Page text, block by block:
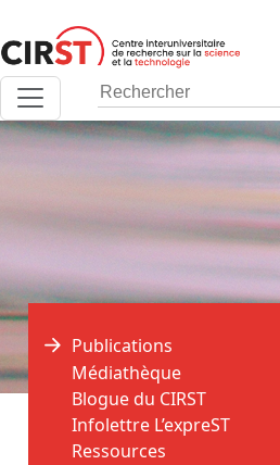
au
contenu
Accueil > Publications >
Publications
Médiathèque
Blogue du CIRST
Infolettre L’expreST
Ressources